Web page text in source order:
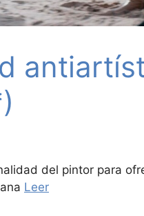
del pintor para
Leer